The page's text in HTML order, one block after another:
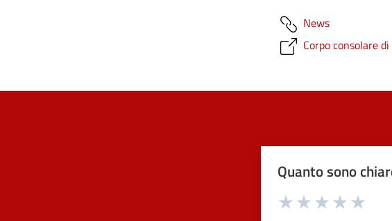
News
Corpo consolare
Quanto sono
Valuta 4
Valuta 3
Valuta 2 stelle su
Valuta 1 stelle su 5